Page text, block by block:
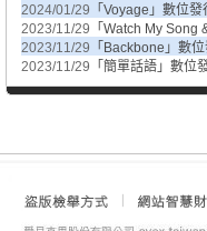
2024/01/29 「Voyage」數位發
2023/11/29 「Watch My Song
2023/11/29 「Backbone」數
2023/11/29 「簡單話語」數位